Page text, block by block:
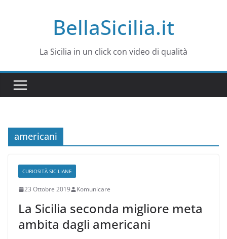
BellaSicilia.it
La Sicilia in un click con video di qualità
americani
CURIOSITÀ SICILIANE
23 Ottobre 2019 Komunicare
La Sicilia seconda migliore meta
ambita dagli americani